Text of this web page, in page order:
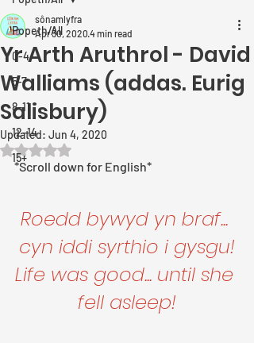
Popeth/All
0-4
5-7
8-11
12-14
15+
Yr Arth Aruthrol - David
Walliams (addas. Eurig
Salisbury)
sônamlyfra
Apr 30, 2020 4 min read
Updated: Jun 4, 2020
Rated NaN out of 5 stars.
*Scroll down for English*
Roedd bywyd yn braf...
cyn iddi syrthio i gysgu!
Life was good... until she
fell asleep!